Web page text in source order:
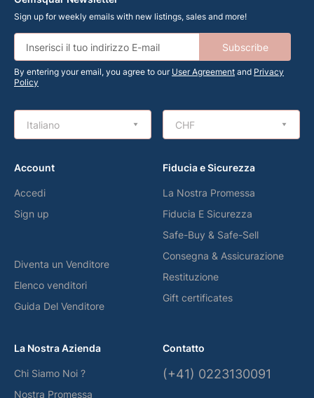
Sign up for weekly emails with new listings, sales and more!
Subscribe
By entering your email, you agree to our User Agreement and Privacy
Policy
Italiano CHF
Account
Accedi
Sign up
Diventa un Venditore
Elenco venditori
Guida Del Venditore
Fiducia e Sicurezza
La Nostra Promessa
Fiducia E Sicurezza
Safe-Buy & Safe-Sell
Consegna & Assicurazione
Restituzione
Gift certificates
La Nostra Azienda
Chi Siamo Noi ?
Nostra Promessa
Contatto
(+41) 0223130091